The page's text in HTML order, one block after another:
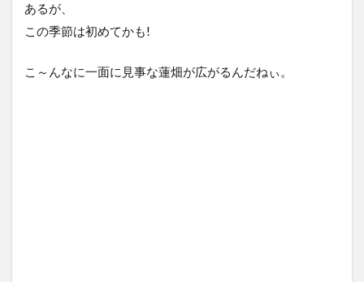
あるが、
この季節は初めてかも!
こ～んなに一面に見事な蓮畑が広がるんだねぃ。